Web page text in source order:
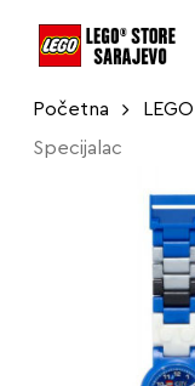
Početna
Specijalac